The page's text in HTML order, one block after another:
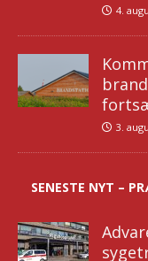
4.
3.
SENESTE NYT –